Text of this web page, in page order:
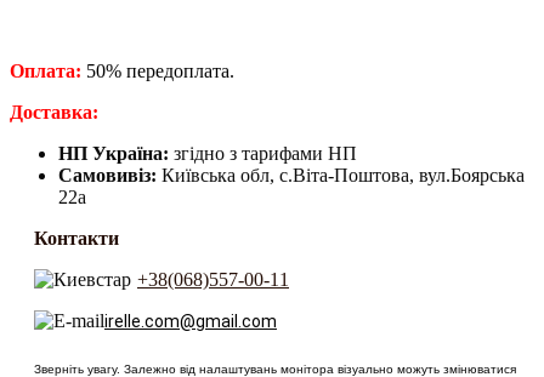
Оплата: 50% передоплата.
​Доставка:
НП Україна: згідно з тарифами НП
Самовивіз: Київська обл, с.Віта-Поштова, вул.Боярська
22а
Контакти
+38(068)557-00-11
irelle.com@gmail.com
Зверніть увагу. Залежно від налаштувань монітора візуально можуть змінюватися